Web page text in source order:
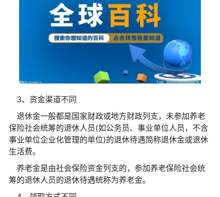
3、资金渠道不同
退休金一般都是国家财政或地方财政列支，未参加养老
保险社会统筹的退休人员(如公务员、事业单位人员，不含
事业单位企业化管理的单位)的退休待遇简称退休金或退休
生活费。
养老金是由社会保险资金列支的，参加养老保险社会统
筹的退休人员的退休待遇统称为养老金。